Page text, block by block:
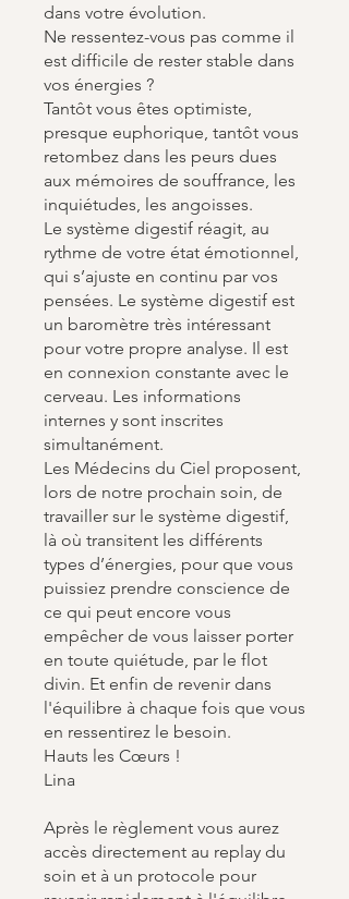
dans votre évolution.
Ne ressentez-vous pas comme il
est difficile de rester stable dans
vos énergies ?
Tantôt vous êtes optimiste,
presque euphorique, tantôt vous
retombez dans les peurs dues
aux mémoires de souffrance, les
inquiétudes, les angoisses.
Le système digestif réagit, au
rythme de votre état émotionnel,
qui s’ajuste en continu par vos
pensées. Le système digestif est
un baromètre très intéressant
pour votre propre analyse. Il est
en connexion constante avec le
cerveau. Les informations
internes y sont inscrites
simultanément.
Les Médecins du Ciel proposent,
lors de notre prochain soin, de
travailler sur le système digestif,
là où transitent les différents
types d’énergies, pour que vous
puissiez prendre conscience de
ce qui peut encore vous
empêcher de vous laisser porter
en toute quiétude, par le flot
divin. Et enfin de revenir dans
l'équilibre à chaque fois que vous
en ressentirez le besoin.
Hauts les Cœurs !
Lina
Après le règlement vous aurez
accès directement au replay du
soin et à un protocole pour